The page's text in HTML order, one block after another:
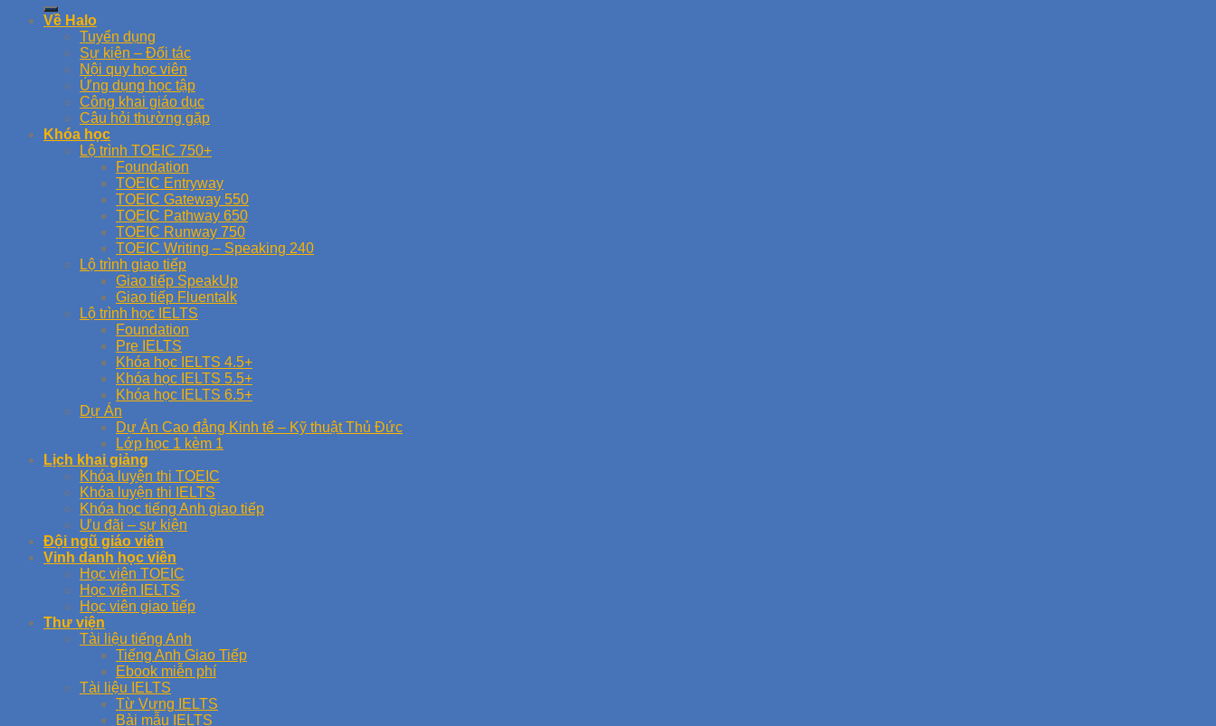
Về Halo
Tuyển dụng
Sự kiện – Đối tác
Nội quy học viên
Ứng dụng học tập
Công khai giáo dục
Câu hỏi thường gặp
Khóa học
Lộ trình TOEIC 750+
Foundation
TOEIC Entryway
TOEIC Gateway 550
TOEIC Pathway 650
TOEIC Runway 750
TOEIC Writing – Speaking 240
Lộ trình giao tiếp
Giao tiếp SpeakUp
Giao tiếp Fluentalk
Lộ trình học IELTS
Foundation
Pre IELTS
Khóa học IELTS 4.5+
Khóa học IELTS 5.5+
Khóa học IELTS 6.5+
Dự Án
Dự Án Cao đẳng Kinh tế – Kỹ thuật Thủ Đức
Lớp học 1 kèm 1
Lịch khai giảng
Khóa luyện thi TOEIC
Khóa luyện thi IELTS
Khóa học tiếng Anh giao tiếp
Ưu đãi – sự kiện
Đội ngũ giáo viên
Vinh danh học viên
Học viên TOEIC
Học viên IELTS
Học viên giao tiếp
Thư viện
Tài liệu tiếng Anh
Tiếng Anh Giao Tiếp
Ebook miễn phí
Tài liệu IELTS
Từ Vựng IELTS
Bài mẫu IELTS